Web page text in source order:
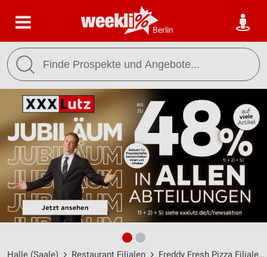
Berlin
Halle (Saale) Restaurant Filialen Freddy Fresh Pizza Filialen